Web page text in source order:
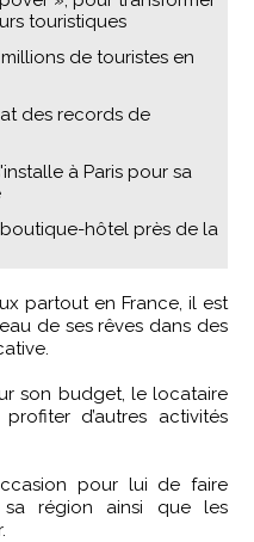
touristiques
de touristes en
des records de
à Paris pour sa
hôtel près de la
de ses rêves dans des
son budget, le locataire
d’autres activités
pour lui de faire
région ainsi que les